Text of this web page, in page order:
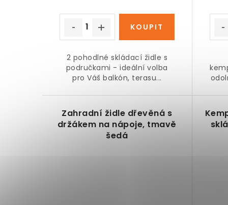
2 pohodlné skládací židle s
područkami - ideální volba
pro Váš balkón, terasu...
Zahradní židle dřevěná s
držákem na nápoje, tmavě
šedá